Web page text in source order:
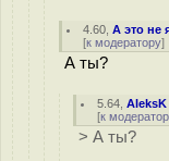
4.60 ,А это не
[к модератору]
А ты?
5.64 ,AleksK
[к
> А ты?